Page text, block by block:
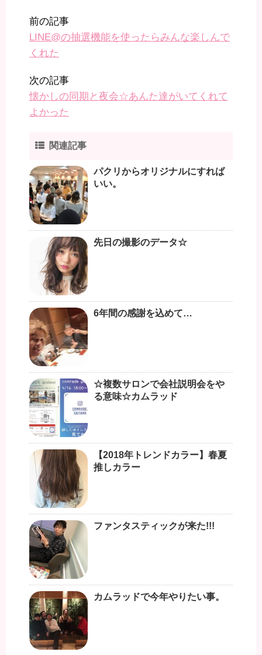
前の記事
LINE@の抽選機能を使ったらみんな楽しんで
くれた
次の記事
懐かしの同期と夜会☆あんた達がいてくれて
よかった
関連記事
パクリからオリジナルにすれば
いい。
先日の撮影のデータ☆
6年間の感謝を込めて…
☆複数サロンで会社説明会をや
る意味☆カムラッド
【2018年トレンドカラー】春夏
推しカラー
ファンタスティックが来た!!!
カムラッドで今年やりたい事。